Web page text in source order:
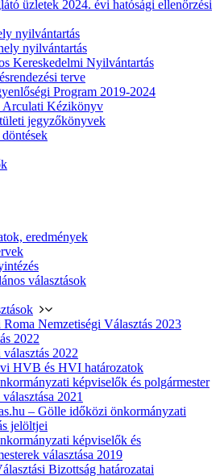
üzletek 2024. évi hatósági ellenőrzési
nyilvántartás
nyilvántartás
Kereskedelmi Nyilvántartás
terve
Program 2019-2024
Arculati Kézikönyv
jegyzőkönyvek
eredmények
választások
Nemzetiségi Választás 2023
2022
2022
HVB és HVI határozatok
képviselők és polgármester
2021
– Gölle időközi önkormányzati
jelöltjei
képviselők és
választása 2019
Bizottság határozatai